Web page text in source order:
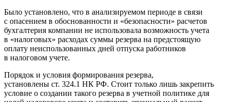
Было установлено, что в анализируемом периоде в связи
с опасением в обоснованности и «безопасности» расчетов
бухгалтерия компании не использовала возможность учета
в «налоговых» расходах суммы резерва на предстоящую
оплату неиспользованных дней отпуска работников
в налоговом учете.
Порядок и условия формирования резерва,
установлены ст. 324.1 НК РФ. Стоит только лишь закрепить
условие о создании такого резерва в учетной политике для